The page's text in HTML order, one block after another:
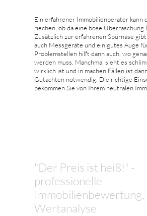
Ein erfahrener Immobilienberater kann
riechen, ob da eine böse Überraschung
Zusätzlich zur erfahrenen Spürnase
auch Messgeräte und ein gutes Auge
Problemstellen hilft dann auch, wo
werden muss. Manchmal sieht es
wirklich ist und in machen Fällen ist
Gutachten notwendig. Die richtige
bekommen Sie von Ihrem neutralen
"Der Preis ist heiß!" -
professionelle
Immobilienbewertung,
Wertanalyse